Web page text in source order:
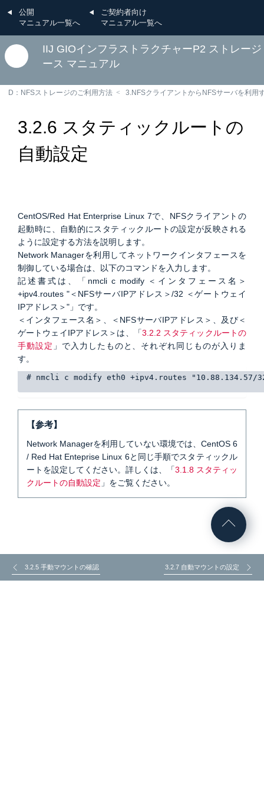
公開
マニュアル一覧へ
ご契約者向け
マニュアル一覧へ
IIJ GIOインフラストラクチャーP2 ストレージ
ース マニュアル
D：NFSストレージのご利用方法 3.NFSクライアントからNFSサーバを利用
3.2.6 スタティックルートの
自動設定
CentOS/Red Hat Enterprise Linux 7で、NFSクライアントの
起動時に、自動的にスタティックルートの設定が反映される
ように設定する方法を説明します。
Network Managerを利用してネットワークインタフェースを
制御している場合は、以下のコマンドを入力します。
記述書式は、「nmcli c modify ＜インタフェース名＞
+ipv4.routes "＜NFSサーバIPアドレス＞/32 ＜ゲートウェイ
IPアドレス＞"」です。
＜インタフェース名＞、＜NFSサーバIPアドレス＞、及び＜
ゲートウェイIPアドレス＞は、「3.2.2 スタティックルートの
手動設定 」で入力したものと、それぞれ同じものが入りま
す。
# nmcli c modify eth0 +ipv4.routes "10.88.134.57/
【参考】
Network Managerを利用していない環境では、CentOS 6
/ Red Hat Enteprise Linux 6と同じ手順でスタティックル
ートを設定してください。詳しくは、「3.1.8 スタティッ
クルートの自動設定 」をご覧ください。
3.2.5 手動マウントの確認 3.2.7 自動マウントの設定